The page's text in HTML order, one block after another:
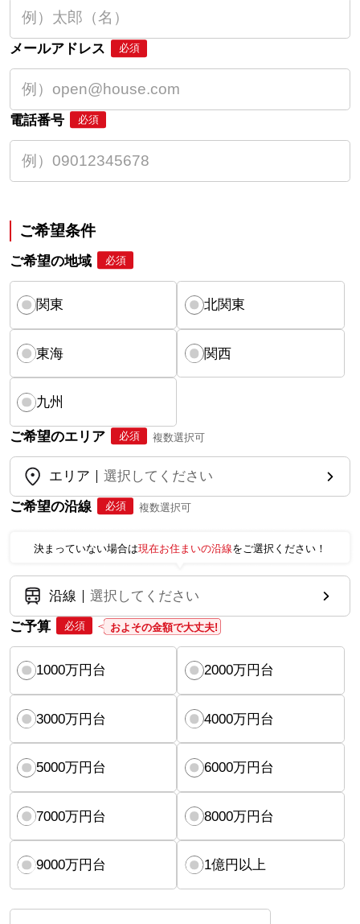
メールアドレス 必須
電話番号 必須
ご希望条件
ご希望の地域 必須
関東 北関東
東海 関西
九州
ご希望のエリア 必須 複数選択可
エリア
選択してください
ご希望の沿線
必須 複数選択可
決まっていない場合は現在お住まいの沿線をご選択ください！
沿線
選択してください
ご予算
必須 およその金額で大丈夫!
1000万円台 2000万円台
3000万円台 4000万円台
5000万円台 6000万円台
7000万円台 8000万円台
9000万円台 1億円以上